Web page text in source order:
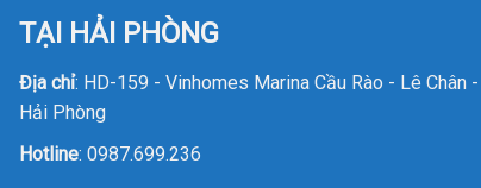
TẠI HẢI PHÒNG
Địa chỉ: HD-159 - Vinhomes Marina Cầu Rào - Lê Chân -
Hải Phòng
Hotline:0987.699.236